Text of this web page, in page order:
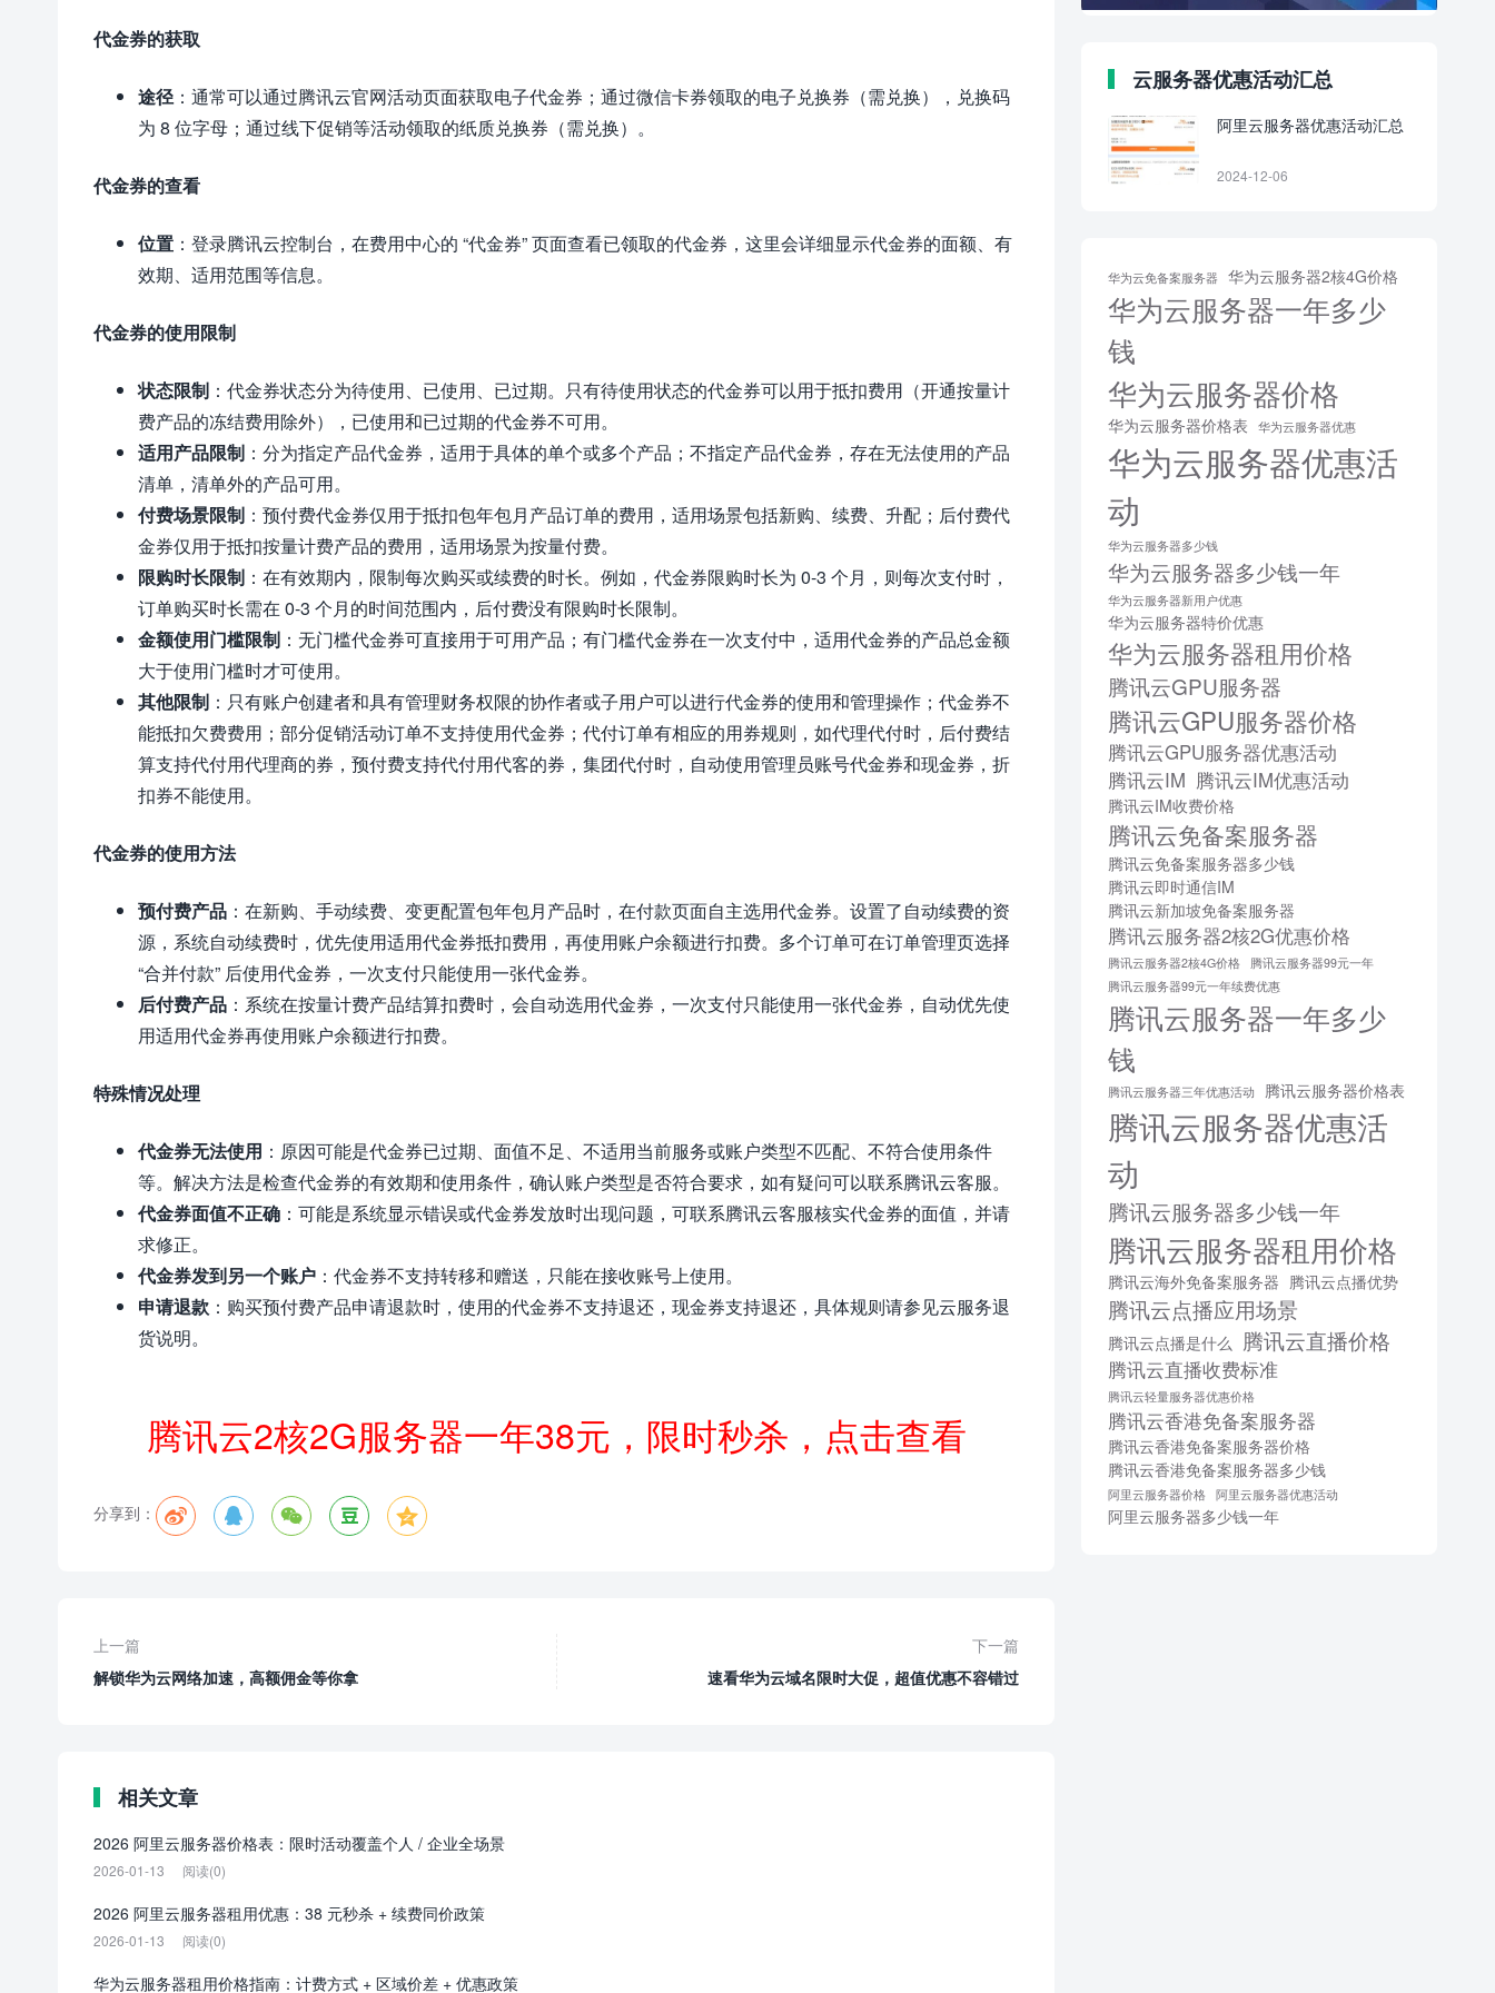
代金券的获取
途径：通常可以通过腾讯云官网活动页面获取电子代金券；通过微信卡券领取的电子兑换券（需兑换），兑换码
为 8 位字母；通过线下促销等活动领取的纸质兑换券（需兑换）。
代金券的查看
位置 ：登录腾讯云控制台，在费用中心的 “代金券” 页面查看已领取的代金券，这里会详细显示代金券的面额、有
效期、适用范围等信息。
代金券的使用限制
状态限制 ：代金券状态分为待使用、已使用、已过期。只有待使用状态的代金券可以用于抵扣费用（开通按量计
费产品的冻结费用除外），已使用和已过期的代金券不可用。
适用产品限制 ：分为指定产品代金券，适用于具体的单个或多个产品；不指定产品代金券，存在无法使用的产品
清单，清单外的产品可用。
付费场景限制 ：预付费代金券仅用于抵扣包年包月产品订单的费用，适用场景包括新购、续费、升配；后付费代
金券仅用于抵扣按量计费产品的费用，适用场景为按量付费。
限购时长限制 ：在有效期内，限制每次购买或续费的时长。例如，代金券限购时长为 0-3 个月，则每次支付时，
订单购买时长需在 0-3 个月的时间范围内，后付费没有限购时长限制。
金额使用门槛限制 ：无门槛代金券可直接用于可用产品；有门槛代金券在一次支付中，适用代金券的产品总金额
大于使用门槛时才可使用。
其他限制 ：只有账户创建者和具有管理财务权限的协作者或子用户可以进行代金券的使用和管理操作；代金券不
能抵扣欠费费用；部分促销活动订单不支持使用代金券；代付订单有相应的用券规则，如代理代付时，后付费结
算支持代付用代理商的券，预付费支持代付用代客的券，集团代付时，自动使用管理员账号代金券和现金券，折
扣券不能使用。
代金券的使用方法
预付费产品 ：在新购、手动续费、变更配置包年包月产品时，在付款页面自主选用代金券。设置了自动续费的资
源，系统自动续费时，优先使用适用代金券抵扣费用，再使用账户余额进行扣费。多个订单可在订单管理页选择
“合并付款” 后使用代金券，一次支付只能使用一张代金券。
后付费产品 ：系统在按量计费产品结算扣费时，会自动选用代金券，一次支付只能使用一张代金券，自动优先使
用适用代金券再使用账户余额进行扣费。
特殊情况处理
代金券无法使用 ：原因可能是代金券已过期、面值不足、不适用当前服务或账户类型不匹配、不符合使用条件
等。解决方法是检查代金券的有效期和使用条件，确认账户类型是否符合要求，如有疑问可以联系腾讯云客服。
代金券面值不正确 ：可能是系统显示错误或代金券发放时出现问题，可联系腾讯云客服核实代金券的面值，并请
求修正。
代金券发到另一个账户 ：代金券不支持转移和赠送，只能在接收账号上使用。
申请退款 ：购买预付费产品申请退款时，使用的代金券不支持退还，现金券支持退还，具体规则请参见云服务退
货说明。
腾讯云2核2G服务器一年38元，限时秒杀，点击查看
分享到：     
上一篇
解锁华为云网络加速，高额佣金等你拿
下一篇
速看华为云域名限时大促，超值优惠不容错过
相关文章
2026 阿里云服务器价格表：限时活动覆盖个人 / 企业全场景
2026-01-13 阅读(0)
2026 阿里云服务器租用优惠：38 元秒杀 + 续费同价政策
2026-01-13 阅读(0)
华为云服务器租用价格指南：计费方式 + 区域价差 + 优惠政策
云服务器优惠活动汇总
阿里云服务器优惠活动汇总
2024-12-06
华为云免备案服务器 华为云服务器2核4G价格
华为云服务器一年多少
钱
华为云服务器价格
华为云服务器价格表 华为云服务器优惠
华为云服务器优惠活
动
华为云服务器多少钱
华为云服务器多少钱一年
华为云服务器新用户优惠
华为云服务器特价优惠
华为云服务器租用价格
腾讯云GPU服务器
腾讯云GPU服务器价格
腾讯云GPU服务器优惠活动
腾讯云IM 腾讯云IM优惠活动
腾讯云IM收费价格
腾讯云免备案服务器
腾讯云免备案服务器多少钱
腾讯云即时通信IM
腾讯云新加坡免备案服务器
腾讯云服务器2核2G优惠价格
腾讯云服务器2核4G价格
腾讯云服务器99元一年
腾讯云服务器99元一年续费优惠
腾讯云服务器一年多少
钱
腾讯云服务器三年优惠活动 腾讯云服务器价格表
腾讯云服务器优惠活
动
腾讯云服务器多少钱一年
腾讯云服务器租用价格
腾讯云海外免备案服务器 腾讯云点播优势
腾讯云点播应用场景
腾讯云点播是什么 腾讯云直播价格
腾讯云直播收费标准
腾讯云轻量服务器优惠价格
腾讯云香港免备案服务器
腾讯云香港免备案服务器价格
腾讯云香港免备案服务器多少钱
阿里云服务器价格 阿里云服务器优惠活动
阿里云服务器多少钱一年